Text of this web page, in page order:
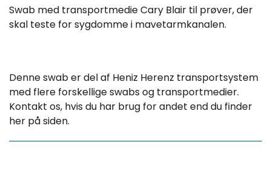
Swab med transportmedie Cary Blair til prøver, der
skal teste for sygdomme i mavetarmkanalen.
Denne swab er del af Heniz Herenz transportsystem
med flere forskellige swabs og transportmedier.
Kontakt os, hvis du har brug for andet end du finder
her på siden.